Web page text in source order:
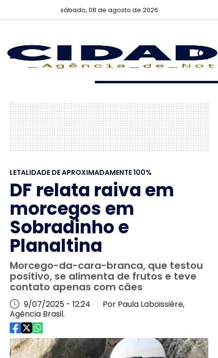
sábado, 08 de agosto de 2026
LETALIDADE DE APROXIMADAMENTE 100%
DF relata raiva em
morcegos em
Sobradinho e
Planaltina
Morcego-da-cara-branca, que testou
positivo, se alimenta de frutos e teve
contato apenas com cães
9/07/2025 - 12:24
Por Paula Laboissière,
Agência Brasil.